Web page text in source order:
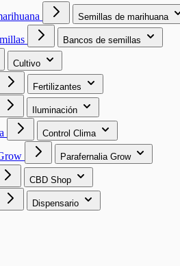
Semillas de marihuana
Bancos de semillas
Cultivo
Fertilizantes
Iluminación
Control Clima
Parafernalia Grow
CBD Shop
Dispensario